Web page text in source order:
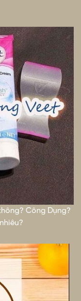
Công Dụng?